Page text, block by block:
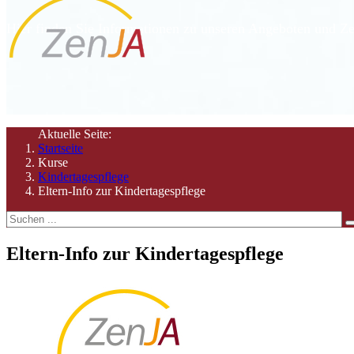
Hier finden Sie Informationen zu unseren Angeboten und
Aktuelle Seite:
Startseite
Kurse
Kindertagespflege
Eltern-Info zur Kindertagespflege
Eltern-Info zur Kindertagespflege